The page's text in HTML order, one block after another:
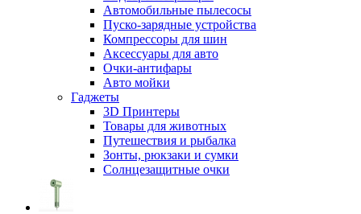
Автомобильные пылесосы
Пуско-зарядные устройства
Компрессоры для шин
Аксессуары для авто
Очки-антифары
Авто мойки
Гаджеты
3D Принтеры
Товары для животных
Путешествия и рыбалка
Зонты, рюкзаки и сумки
Солнцезащитные очки